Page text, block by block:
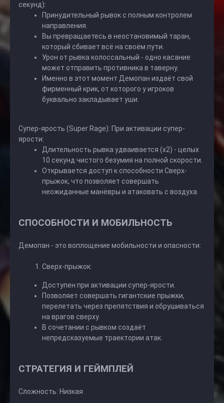
секунд):
Принудительный рывок с полным контролем
направления.
Вы превращаетесь в неостановимый таран,
который сбивает всё на своём пути.
Урон от рывка колоссальный - одно касание
может отправить противника в таверну.
Именно в этот момент Демопан издаёт свой
фирменный крик, от которого у игроков
буквально закладывает уши.
Супер-ярость (Super Rage): При активации супер-
ярости:
Длительность рывка удваивается (x2) - целых
10 секунд чистого безумия на полной скорости.
Открывается доступ к способности Сверх-
прыжок, что позволяет совершать
неожиданные манёвры и атаковать с воздуха.
СПОСОБНОСТИ И МОБИЛЬНОСТЬ
Демопан - это воплощение мобильности и опасности:
Сверх-прыжок:
Доступен при активации супер-ярости.
Позволяет совершать гигантские прыжки,
перелетать через препятствия и обрушиваться
на врагов сверху.
В сочетании с рывком создаёт
непредсказуемые траектории атак.
СТРАТЕГИЯ И ГЕЙМПЛЕЙ
Сложность: Низкая